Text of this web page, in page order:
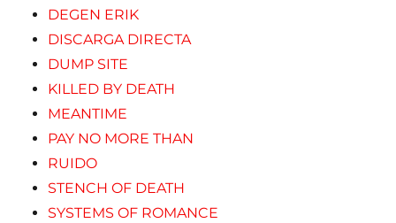
DEGEN ERIK
DISCARGA DIRECTA
DUMP SITE
KILLED BY DEATH
MEANTIME
PAY NO MORE THAN
RUIDO
STENCH OF DEATH
SYSTEMS OF ROMANCE